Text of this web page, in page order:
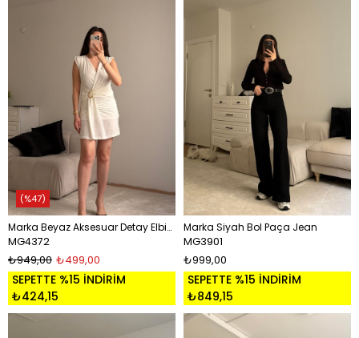
Marka Beyaz Aksesuar Detay Elbise
MG4372
₺499,00
₺949,00
SEPETTE %15 İNDİRİM
₺424,15
%47
Marka Siyah Bol Paça Jean
MG3901
₺999,00
SEPETTE %15 İNDİRİM
₺849,15